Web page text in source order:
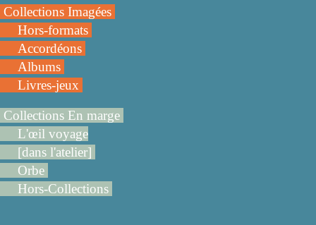
Collections Imagées
Hors-formats
Accordéons
Albums
Livres-jeux
Collections En marge
L'œil voyage
[dans l'atelier]
Orbe
Hors-Collections